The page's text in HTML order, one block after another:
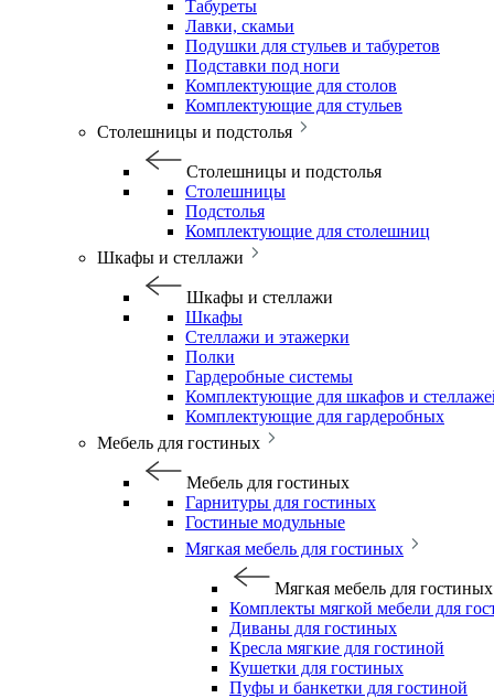
Табуреты
Лавки, скамьи
Подушки для стульев и табуретов
Подставки под ноги
Комплектующие для столов
Комплектующие для стульев
Столешницы и подстолья
Столешницы и подстолья
Столешницы
Подстолья
Комплектующие для столешниц
Шкафы и стеллажи
Шкафы и стеллажи
Шкафы
Стеллажи и этажерки
Полки
Гардеробные системы
Комплектующие для шкафов и
Комплектующие для гардеробных
Мебель для гостиных
Мебель для гостиных
Гарнитуры для гостиных
Гостиные модульные
Мягкая мебель для гостиных
Мягкая мебель для гостиных
Комплекты мягкой мебели для
Диваны для гостиных
Кресла мягкие для гостиной
Кушетки для гостиных
Пуфы и банкетки для гостиной